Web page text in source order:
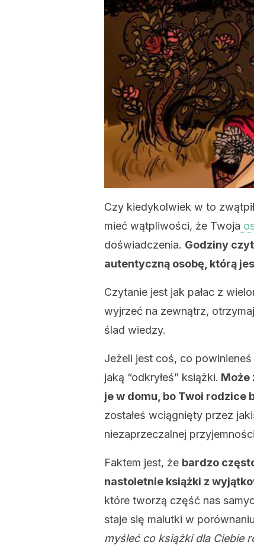
Czy kiedykolwiek w to
mieć wątpliwości, że Twoja
doświadczenia. Godziny
autentyczną osobę, którą
Czytanie jest jak pałac z
wyjrzeć na zewnątrz,
ślad wiedzy.
Jeżeli jest coś, co
jaką “odkryłeś” książki. Może
je w domu, bo Twoi rodzice
zostałeś wciągnięty przez
niezaprzeczalnej
Faktem jest, że bardzo
nastoletnie książki z
które tworzą część nas
staje się malutki w
myśleć co książki dla Ciebie